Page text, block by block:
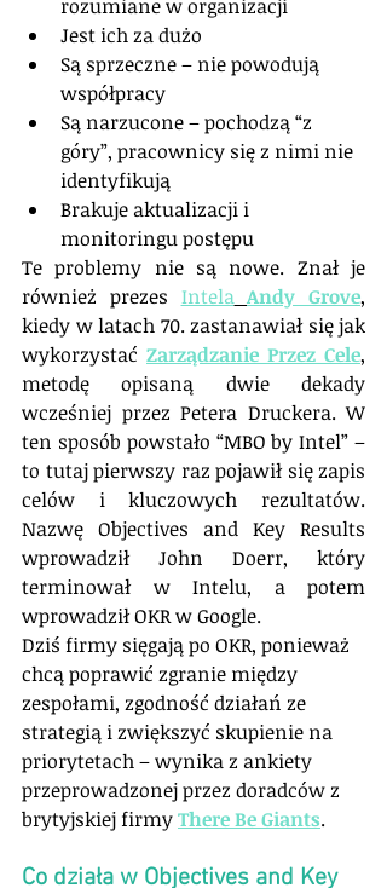
rozumiane w organizacji
Jest ich za dużo
Są sprzeczne – nie powodują
współpracy
Są narzucone – pochodzą “z
góry”, pracownicy się z nimi nie
identyfikują
Brakuje aktualizacji i
monitoringu postępu
Te problemy nie są nowe. Znał je
również prezes Intela Andy Grove,
kiedy w latach 70. zastanawiał się jak
wykorzystać Zarządzanie Przez Cele,
metodę opisaną dwie dekady
wcześniej przez Petera Druckera. W
ten sposób powstało “MBO by Intel” –
to tutaj pierwszy raz pojawił się zapis
celów i kluczowych rezultatów.
Nazwę Objectives and Key Results
wprowadził John Doerr, który
terminował w Intelu, a potem
wprowadził OKR w Google.
Dziś firmy sięgają po OKR, ponieważ
chcą poprawić zgranie między
zespołami, zgodność działań ze
strategią i zwiększyć skupienie na
priorytetach – wynika z ankiety
przeprowadzonej przez doradców z
brytyjskiej firmy There Be Giants.
Co działa w Objectives and Key